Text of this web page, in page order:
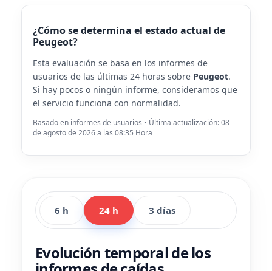
¿Cómo se determina el estado actual de
Peugeot?
Esta evaluación se basa en los informes de
usuarios de las últimas 24 horas sobre Peugeot.
Si hay pocos o ningún informe, consideramos que
el servicio funciona con normalidad.
Basado en informes de usuarios • Última actualización: 08
de agosto de 2026 a las 08:35 Hora
6 h 24 h 3 días
Evolución temporal de los